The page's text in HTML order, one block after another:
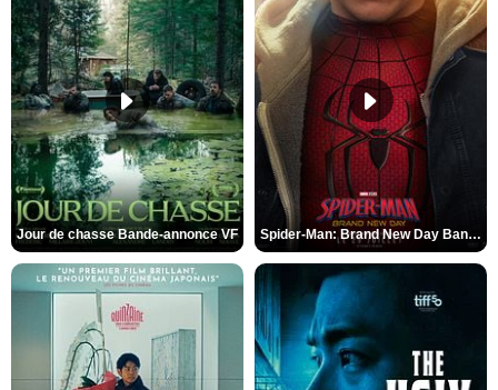
Jour de chasse Bande-annonce VF Spider-Man: Brand New Day Bande-annonce (3) VO STFR